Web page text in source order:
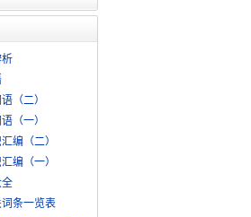
（二）
（一）
编（二）
编（一）
条一览表